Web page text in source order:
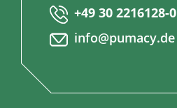
+49 30 2216128-0
info@pumacy.de